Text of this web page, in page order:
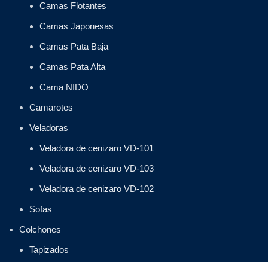
Camas Flotantes
Camas Japonesas
Camas Pata Baja
Camas Pata Alta
Cama NIDO
Camarotes
Veladoras
Veladora de cenizaro VD-101
Veladora de cenizaro VD-103
Veladora de cenizaro VD-102
Sofas
Colchones
Tapizados